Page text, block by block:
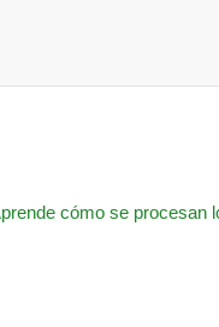
cómo se procesan